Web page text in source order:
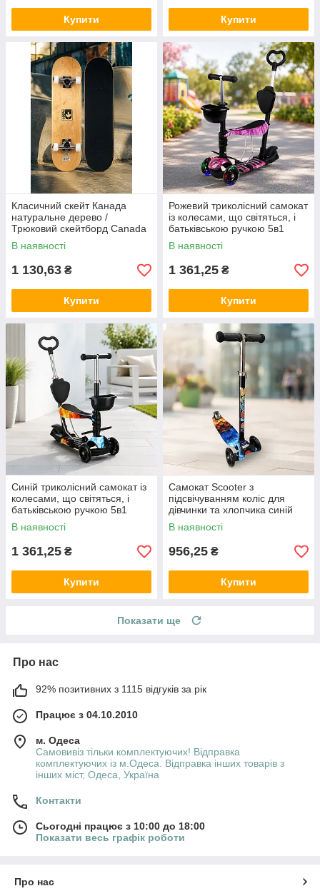
Купити Купити
Класичний скейт Канада
натуральне дерево /
Трюковий скейтборд Canada
В наявності
1 130,63 ₴
Купити
Рожевий триколісний самокат
із колесами, що світяться, і
батьківською ручкою 5в1
В наявності
1 361,25 ₴
Купити
Синій триколісний самокат із
колесами, що світяться, і
батьківською ручкою 5в1
В наявності
1 361,25 ₴
Купити
Самокат Scooter з
підсвічуванням коліс для
дівчинки та хлопчика синій
В наявності
956,25 ₴
Купити
Показати ще
Про нас
92% позитивних з 1115 відгуків за рік
Працює з 04.10.2010
м. Одеса
Самовивіз тільки комплектуючих! Відправка
комплектуючих із м.Одеса. Відправка інших товарів з
інших міст, Одеса, Україна
Контакти
Сьогодні працює з 10:00 до 18:00
Показати весь графік роботи
Про нас